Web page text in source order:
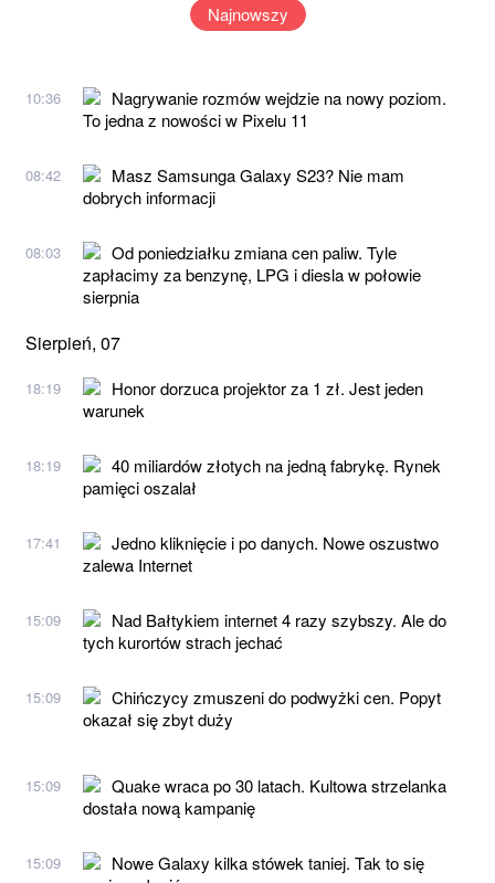
Najnowszy
10:36
Nagrywanie rozmów wejdzie na nowy poziom.
To jedna z nowości w Pixelu 11
08:42
Masz Samsunga Galaxy S23? Nie mam
dobrych informacji
08:03
Od poniedziałku zmiana cen paliw. Tyle
zapłacimy za benzynę, LPG i diesla w połowie
sierpnia
Sierpień, 07
18:19
Honor dorzuca projektor za 1 zł. Jest jeden
warunek
18:19
40 miliardów złotych na jedną fabrykę. Rynek
pamięci oszalał
17:41
Jedno kliknięcie i po danych. Nowe oszustwo
zalewa Internet
15:09
Nad Bałtykiem internet 4 razy szybszy. Ale do
tych kurortów strach jechać
15:09
Chińczycy zmuszeni do podwyżki cen. Popyt
okazał się zbyt duży
15:09
Quake wraca po 30 latach. Kultowa strzelanka
dostała nową kampanię
15:09
Nowe Galaxy kilka stówek taniej. Tak to się